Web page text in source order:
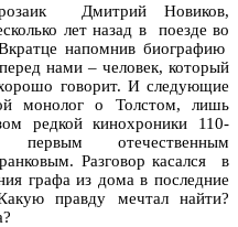
Дмитрий Новиков,
лет назад в поезде во
напомнив биографию
нами – человек, который
говорит. И следующие
монолог о Толстом, лишь
редкой кинохроники 110-
отечественным
Разговор касался в
графа из дома в последние
правду мечтал найти?